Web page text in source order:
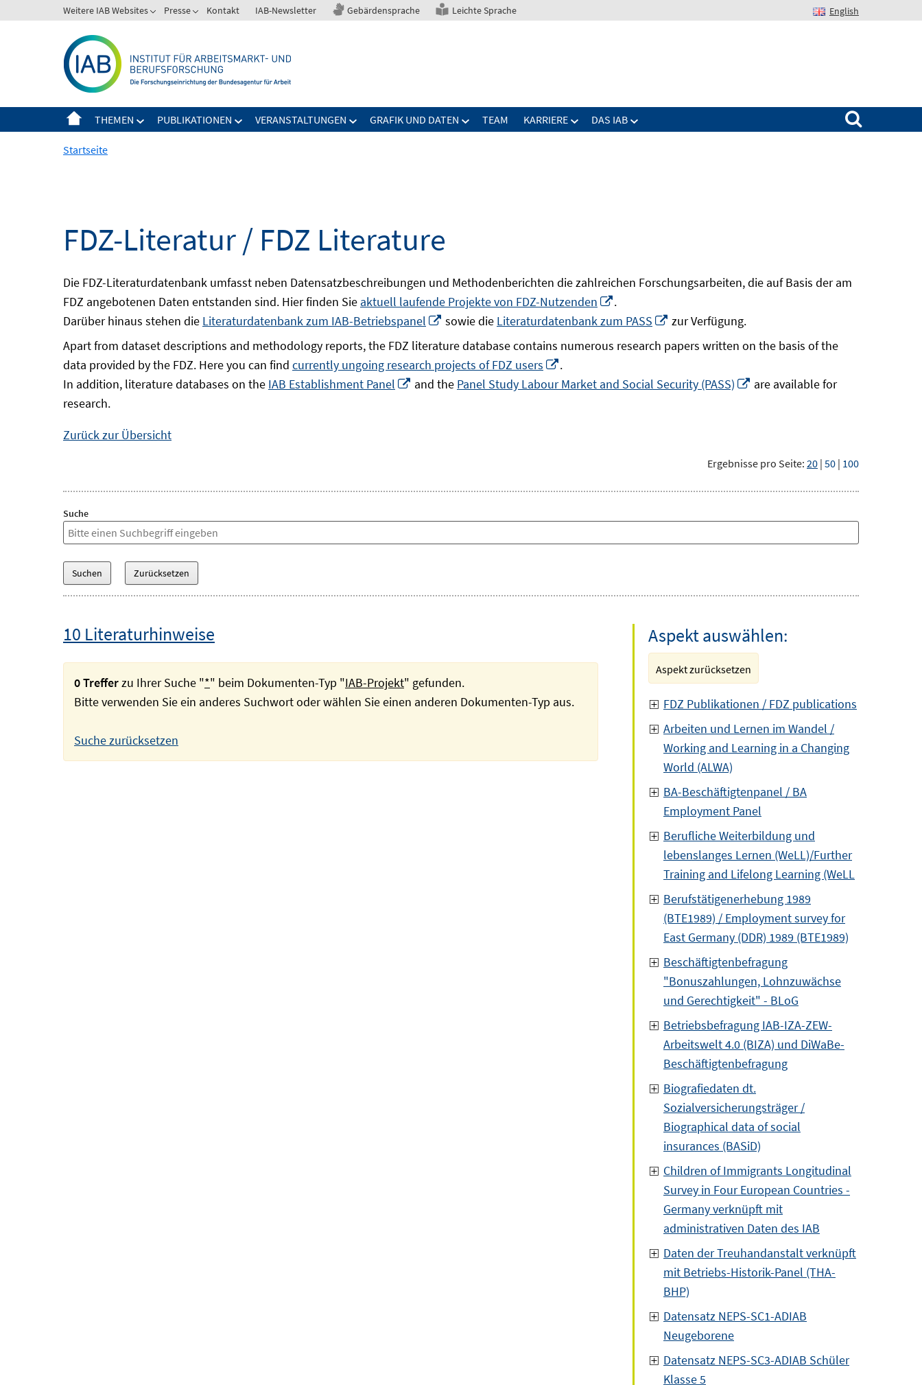
zum
Weitere IAB Websites Presse Kontakt IAB-Newsletter Gebärdensprache Leichte Sprache English
THEMEN PUBLIKATIONEN VERANSTALTUNGEN GRAFIK UND DATEN TEAM KARRIERE DAS IAB
Suchen nach:
Startseite
FDZ-Literatur / FDZ Literature
Die FDZ-Literaturdatenbank umfasst neben Datensatzbeschreibungen und Methodenberichten die zahlreichen Forschungsarbeiten, die auf Basis der am
FDZ angebotenen Daten entstanden sind. Hier finden Sie aktuell laufende Projekte von FDZ-Nutzenden
In
neuem
.
Darüber hinaus stehen die Literaturdatenbank zum IAB-Betriebspanel
In
neuem
Fenster
öffnen
sowie die Literaturdatenbank zum PASS
In
öffnen
zur Verfügung.
Apart from dataset descriptions and methodology reports, the FDZ literature database contains numerous research papers written on the basis of the
data provided by the FDZ. Here you can find currently ungoing research projects of FDZ users
In
neuem
.
In addition, literature databases on the IAB Establishment Panel
In
and the Panel Study Labour Market and Social Security (PASS)
In
are available for
research.
Zurück zur Übersicht
Ergebnisse pro Seite: 20 | 50 | 100
Suche
10 Literaturhinweise
0 Trefferzu Ihrer Suche "*" beim Dokumenten-Typ "IAB-Projekt" gefunden.
Bitte verwenden Sie ein anderes Suchwort oder wählen Sie einen anderen Dokumenten-Typ aus.
Suche zurücksetzen
Aspekt auswählen:
Aspekt zurücksetzen
FDZ Publikationen / FDZ publications
Arbeiten und Lernen im Wandel /
Working and Learning in a Changing
World (ALWA)
BA-Beschäftigtenpanel / BA
Employment Panel
Berufliche Weiterbildung und
lebenslanges Lernen (WeLL)/Further
Training and Lifelong Learning (WeLL
Berufstätigenerhebung 1989
(BTE1989) / Employment survey for
East Germany (DDR) 1989 (BTE1989)
Beschäftigtenbefragung
"Bonuszahlungen, Lohnzuwächse
und Gerechtigkeit" - BLoG
Betriebsbefragung IAB-IZA-ZEW-
Arbeitswelt 4.0 (BIZA) und DiWaBe-
Beschäftigtenbefragung
Biografiedaten dt.
Sozialversicherungsträger /
Biographical data of social
insurances (BASiD)
Children of Immigrants Longitudinal
Survey in Four European Countries -
Germany verknüpft mit
administrativen Daten des IAB
Daten der Treuhandanstalt verknüpft
mit Betriebs-Historik-Panel (THA-
BHP)
Datensatz NEPS-SC1-ADIAB
Neugeborene
Datensatz NEPS-SC3-ADIAB Schüler
Klasse 5